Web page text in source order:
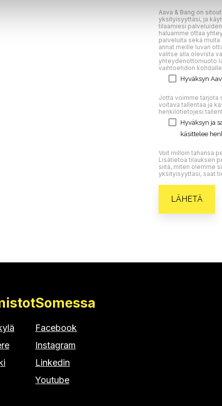
Aava & Bang on
yksityisyyttäsi, ja
tilaamiesi
haluamme ottaa
palveluita sekä
annat meille luvan
valitse alla olevista
yhteydenottomuoto
vaihtoehdon
Hyväksyn
Jotta voimme tarjota
voitava tallentaa ja
henkilötietojesi
Hyväksyn ja
käsittelee
Voit milloin tahansa
Lisätietoa tilauksen
siitä, miten olemme
yksityisyyttäsi, saat
Somessa
Facebook
Instagram
Linkedin
Youtube